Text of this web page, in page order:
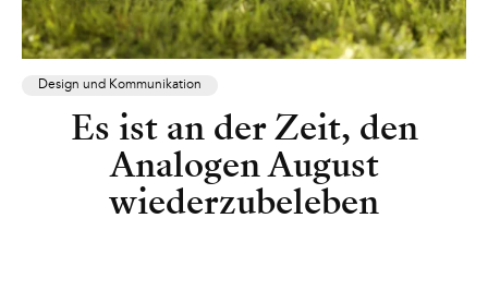
Design und Kommunikation
Es ist an der Zeit, den
Analogen August
wiederzubeleben